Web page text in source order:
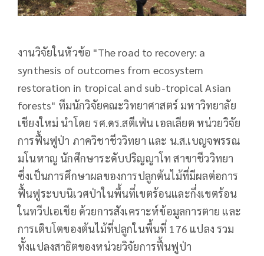
งานวิจัยในหัวข้อ "The road to recovery: a
synthesis of outcomes from ecosystem
restoration in tropical and sub-tropical Asian
forests" ทีมนักวิจัยคณะวิทยาศาสตร์ มหาวิทยาลัย
เชียงใหม่ นำโดย รศ.ดร.สตีเฟ่น เอลเลียต หน่วยวิจัย
การฟื้นฟูป่า ภาควิชาชีววิทยา และ น.ส.เบญจพรรณ
มโนหาญ นักศึกษาระดับปริญญาโท สาขาชีววิทยา
ซึ่งเป็นการศึกษาผลของการปลูกต้นไม้ที่มีผลต่อการ
ฟื้นฟูระบบนิเวศป่าในพื้นที่เขตร้อนและกึ่งเขตร้อน
ในทวีปเอเชีย ด้วยการสังเคราะห์ข้อมูลการตาย และ
การเติบโตของต้นไม้ที่ปลูกในพื้นที่ 176 แปลง รวม
ทั้งแปลงสาธิตของหน่วยวิจัยการฟื้นฟูป่า